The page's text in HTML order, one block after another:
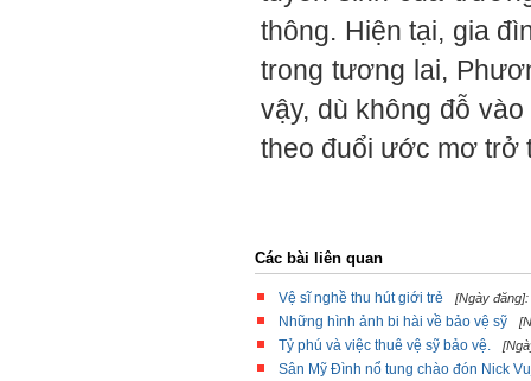
thông. Hiện tại, gia
trong tương lai,
vậy, dù không đỗ
theo đuổi ước mơ trở
Các bài liên quan
Vệ sĩ nghề thu hút giới trẻ [Ngày
Những hình ảnh bi hài về bảo vệ sỹ
Tỷ phú và việc thuê vệ sỹ bảo vệ.
Sân Mỹ Đình nổ tung chào đón Nick